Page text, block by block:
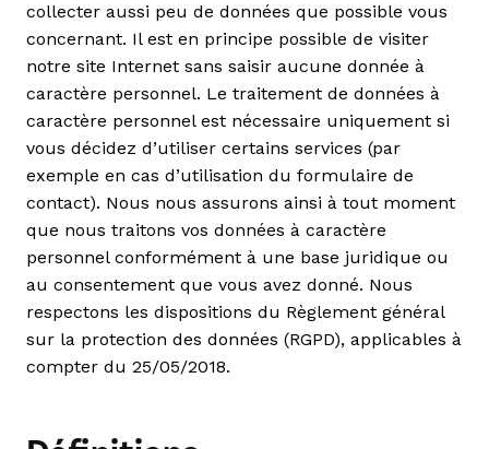
collecter aussi peu de données que possible vous
concernant. Il est en principe possible de visiter
notre site Internet sans saisir aucune donnée à
caractère personnel. Le traitement de données à
caractère personnel est nécessaire uniquement si
vous décidez d’utiliser certains services (par
exemple en cas d’utilisation du formulaire de
contact). Nous nous assurons ainsi à tout moment
que nous traitons vos données à caractère
personnel conformément à une base juridique ou
au consentement que vous avez donné. Nous
respectons les dispositions du Règlement général
sur la protection des données (RGPD), applicables à
compter du 25/05/2018.